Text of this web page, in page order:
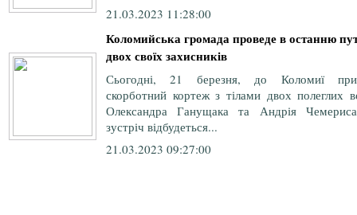
21.03.2023 11:28:00
Коломийська громада проведе в останню
двох своїх захисників
Сьогодні, 21 березня, до Коломиї
скорботний кортеж з тілами двох полеглих
Олександра Ганущака та Андрія
зустріч відбудеться...
21.03.2023 09:27:00